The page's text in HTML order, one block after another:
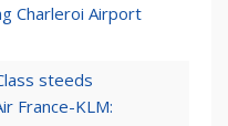
Charleroi Airport
steeds
France-KLM: